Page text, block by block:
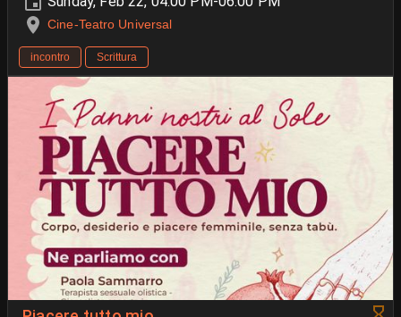
Cine-Teatro Universal
incontro Scrittura